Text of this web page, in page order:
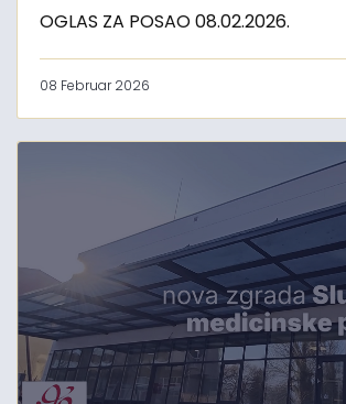
OGLAS ZA POSAO 08.02.2026.
08 Februar 2026